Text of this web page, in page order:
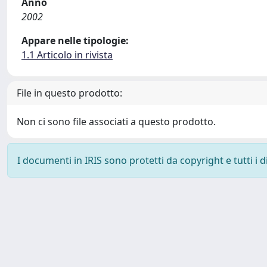
2002
Appare nelle tipologie:
1.1 Articolo in rivista
File in questo prodotto:
Non ci sono file associati a questo prodotto.
I documenti in IRIS sono protetti da copyright e tutti i